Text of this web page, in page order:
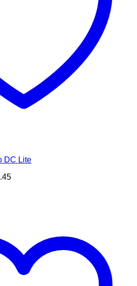
DC Lite
Preisspanne: